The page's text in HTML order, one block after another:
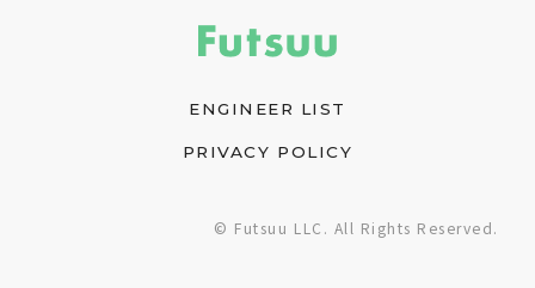
ENGINEER LIST
PRIVACY POLICY
© Futsuu LLC. All Rights Reserved.